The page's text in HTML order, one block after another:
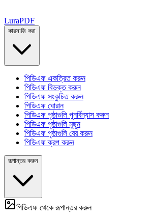
LuraPDF
কারসাজি করা
পিডিএফ একত্রিত করুন
পিডিএফ বিভক্ত করুন
পিডিএফ সংকুচিত করুন
পিডিএফ ঘোরান
পিডিএফ পৃষ্ঠাগুলি পুনর্বিন্যাস করুন
পিডিএফ পৃষ্ঠাগুলি মুছুন
পিডিএফ পৃষ্ঠাগুলি বের করুন
পিডিএফ ক্রপ করুন
রূপান্তর করুন
পিডিএফ থেকে রূপান্তর করুন